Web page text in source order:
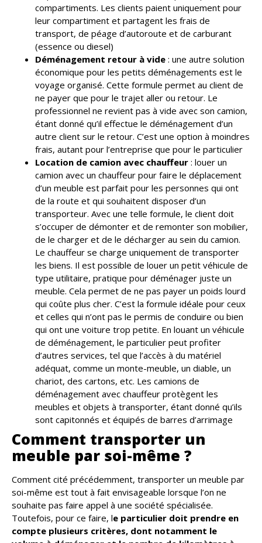
compartiments. Les clients paient uniquement pour
leur compartiment et partagent les frais de
transport, de péage d’autoroute et de carburant
(essence ou diesel)
Déménagement retour à vide : une autre solution
économique pour les petits déménagements est le
voyage organisé. Cette formule permet au client de
ne payer que pour le trajet aller ou retour. Le
professionnel ne revient pas à vide avec son camion,
étant donné qu’il effectue le déménagement d’un
autre client sur le retour. C’est une option à moindres
frais, autant pour l’entreprise que pour le particulier
Location de camion avec chauffeur : louer un
camion avec un chauffeur pour faire le déplacement
d’un meuble est parfait pour les personnes qui ont
de la route et qui souhaitent disposer d’un
transporteur. Avec une telle formule, le client doit
s’occuper de démonter et de remonter son mobilier,
de le charger et de le décharger au sein du camion.
Le chauffeur se charge uniquement de transporter
les biens. Il est possible de louer un petit véhicule de
type utilitaire, pratique pour déménager juste un
meuble. Cela permet de ne pas payer un poids lourd
qui coûte plus cher. C’est la formule idéale pour ceux
et celles qui n’ont pas le permis de conduire ou bien
qui ont une voiture trop petite. En louant un véhicule
de déménagement, le particulier peut profiter
d’autres services, tel que l’accès à du matériel
adéquat, comme un monte-meuble, un diable, un
chariot, des cartons, etc. Les camions de
déménagement avec chauffeur protègent les
meubles et objets à transporter, étant donné qu’ils
sont capitonnés et équipés de barres d’arrimage
Comment transporter un
meuble par soi-même ?
Comment cité précédemment, transporter un meuble par
soi-même est tout à fait envisageable lorsque l’on ne
souhaite pas faire appel à une société spécialisée.
Toutefois, pour ce faire, le particulier doit prendre en
compte plusieurs critères, dont notamment le